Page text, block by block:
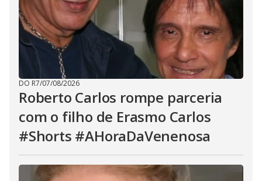
DO R7/07/08/2026
Roberto Carlos rompe parceria
com o filho de Erasmo Carlos
#Shorts #AHoraDaVenenosa